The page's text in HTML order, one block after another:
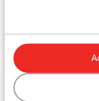
Utrustning
Andra